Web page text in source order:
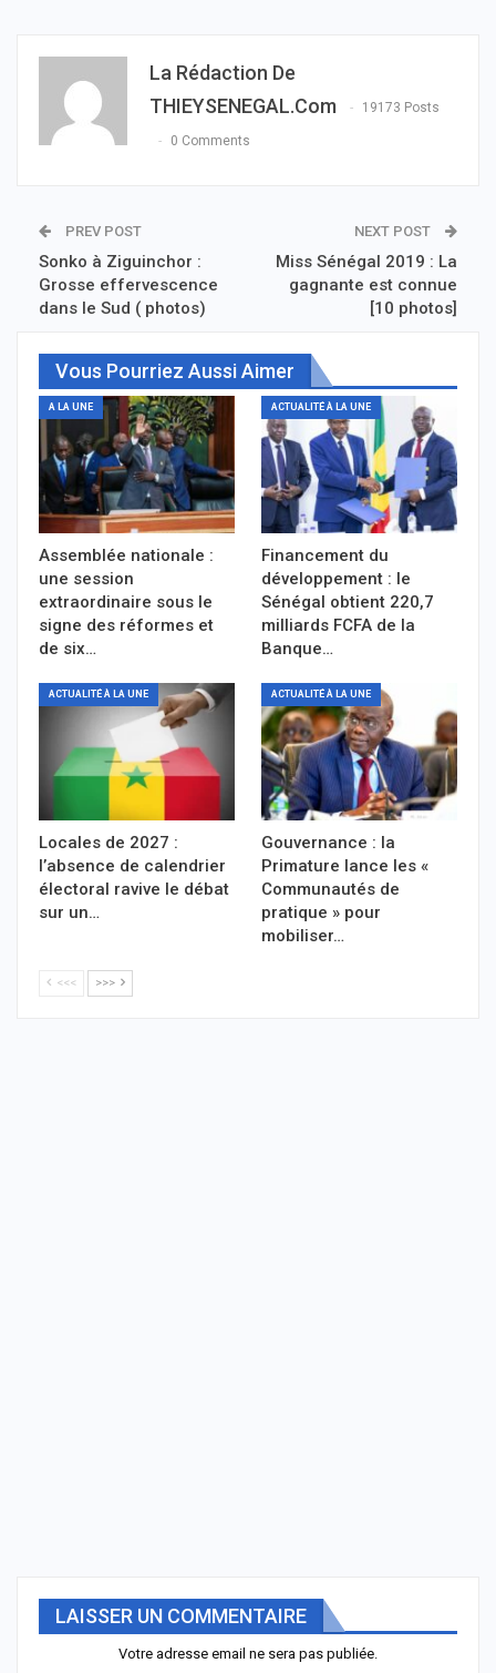
La Rédaction De
THIEYSENEGAL.com
19173 Posts
0 Comments
PREV POST
Sonko à Ziguinchor :
Grosse effervescence
dans le Sud ( photos)
NEXT POST
Miss Sénégal 2019 : La
gagnante est connue
[10 photos]
Vous Pourriez Aussi Aimer
A LA UNE
Assemblée nationale :
une session
extraordinaire sous le
signe des réformes et
de six…
ACTUALITÉ À LA UNE
Financement du
développement : le
Sénégal obtient 220,7
milliards FCFA de la
Banque…
ACTUALITÉ À LA UNE
Locales de 2027 :
l’absence de calendrier
électoral ravive le débat
sur un…
ACTUALITÉ À LA UNE
Gouvernance : la
Primature lance les «
Communautés de
pratique » pour
mobiliser…
<<< >>>
LAISSER UN COMMENTAIRE
Votre adresse email ne sera pas publiée.